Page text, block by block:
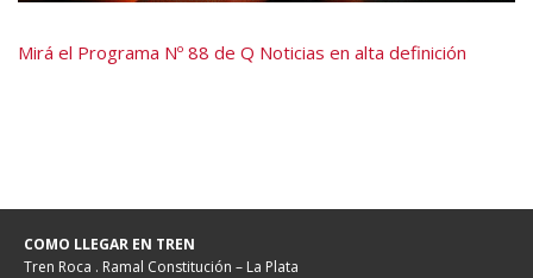
Mirá el Programa Nº 88 de Q Noticias en alta definición
COMO LLEGAR EN TREN
Tren Roca . Ramal Constitución – La Plata